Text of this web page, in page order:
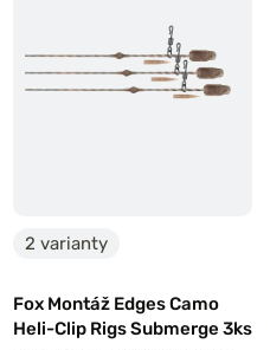
2 varianty
Fox Montáž Edges Camo
Heli-Clip Rigs Submerge 3ks